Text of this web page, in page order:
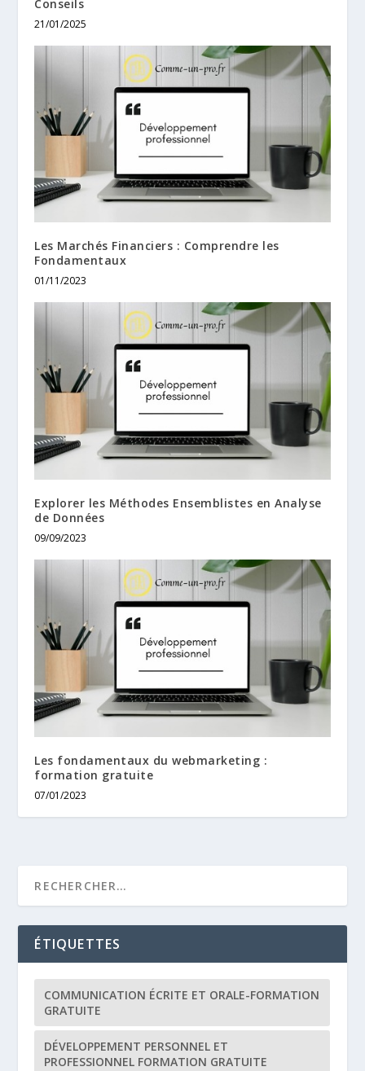
Conseils
21/01/2025
Les Marchés Financiers : Comprendre les
Fondamentaux
01/11/2023
Explorer les Méthodes Ensemblistes en Analyse
de Données
09/09/2023
Les fondamentaux du webmarketing :
formation gratuite
07/01/2023
ÉTIQUETTES
COMMUNICATION ÉCRITE ET ORALE-FORMATION
GRATUITE
DÉVELOPPEMENT PERSONNEL ET
PROFESSIONNEL FORMATION GRATUITE